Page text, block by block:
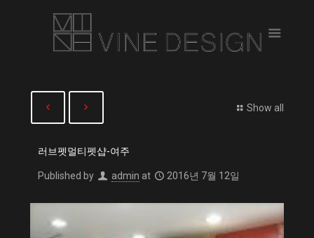
Show all
러브펫멀티펫샵-여주
Published by admin at 2016년 7월 12일